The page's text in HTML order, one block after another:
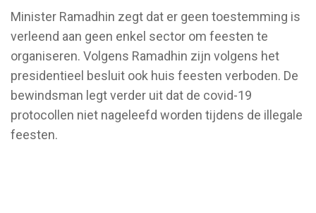
Minister Ramadhin zegt dat er geen toestemming is
verleend aan geen enkel sector om feesten te
organiseren. Volgens Ramadhin zijn volgens het
presidentieel besluit ook huis feesten verboden. De
bewindsman legt verder uit dat de covid-19
protocollen niet nageleefd worden tijdens de illegale
feesten.